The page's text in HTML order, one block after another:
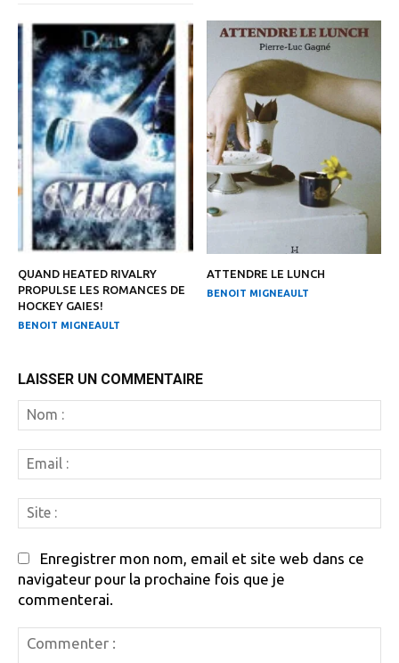
QUAND HEATED RIVALRY
PROPULSE LES ROMANCES DE
HOCKEY GAIES!
BENOIT MIGNEAULT
ATTENDRE LE LUNCH
BENOIT MIGNEAULT
LAISSER UN COMMENTAIRE
:
:
:
Enregistrer mon nom, email et site web dans ce
navigateur pour la prochaine fois que je
commenterai.